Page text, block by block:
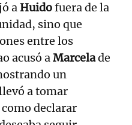
a Huidofuera de la
sino que
entre los
acusó aMarcelade
un
a tomar
declarar